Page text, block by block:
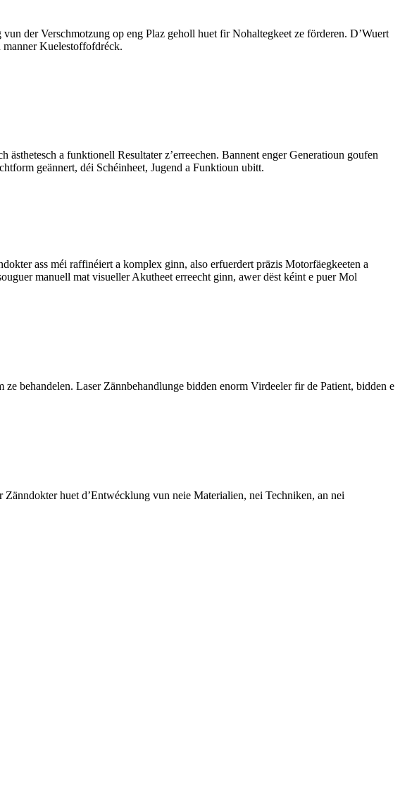
der Verschmotzung op eng Plaz geholl huet fir Nohaltegkeet ze förderen. D’Wuert
Kuelestoffofdréck.
a funktionell Resultater z’erreechen. Bannent enger Generatioun goufen
geännert, déi Schéinheet, Jugend a Funktioun ubitt.
ass méi raffinéiert a komplex ginn, also erfuerdert präzis Motorfäegkeeten a
manuell mat visueller Akutheet erreecht ginn, awer dëst kéint e puer Mol
behandelen. Laser Zännbehandlunge bidden enorm Virdeeler fir de Patient, bidden e
huet d’Entwécklung vun neie Materialien, nei Techniken, an nei